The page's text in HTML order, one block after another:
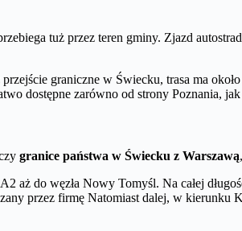
tuż przez teren gminy. Zjazd
graniczne w Świecku, trasa ma
dostępne zarówno od strony Poznania,
granice państwa w Świecku z Warszawą
aż do węzła Nowy Tomyśl. Na całej
przez firmę Natomiast dalej, w